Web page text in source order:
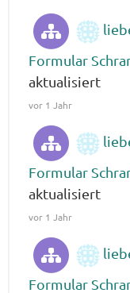
Formular
aktualisiert
vor 1 Jahr
Formular
aktualisiert
vor 1 Jahr
Formular